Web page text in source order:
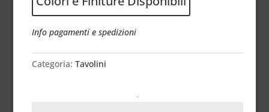
Info pagamenti e spedizioni
Categoria:Tavolini